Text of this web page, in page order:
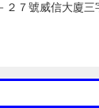
２７號威信大廈三